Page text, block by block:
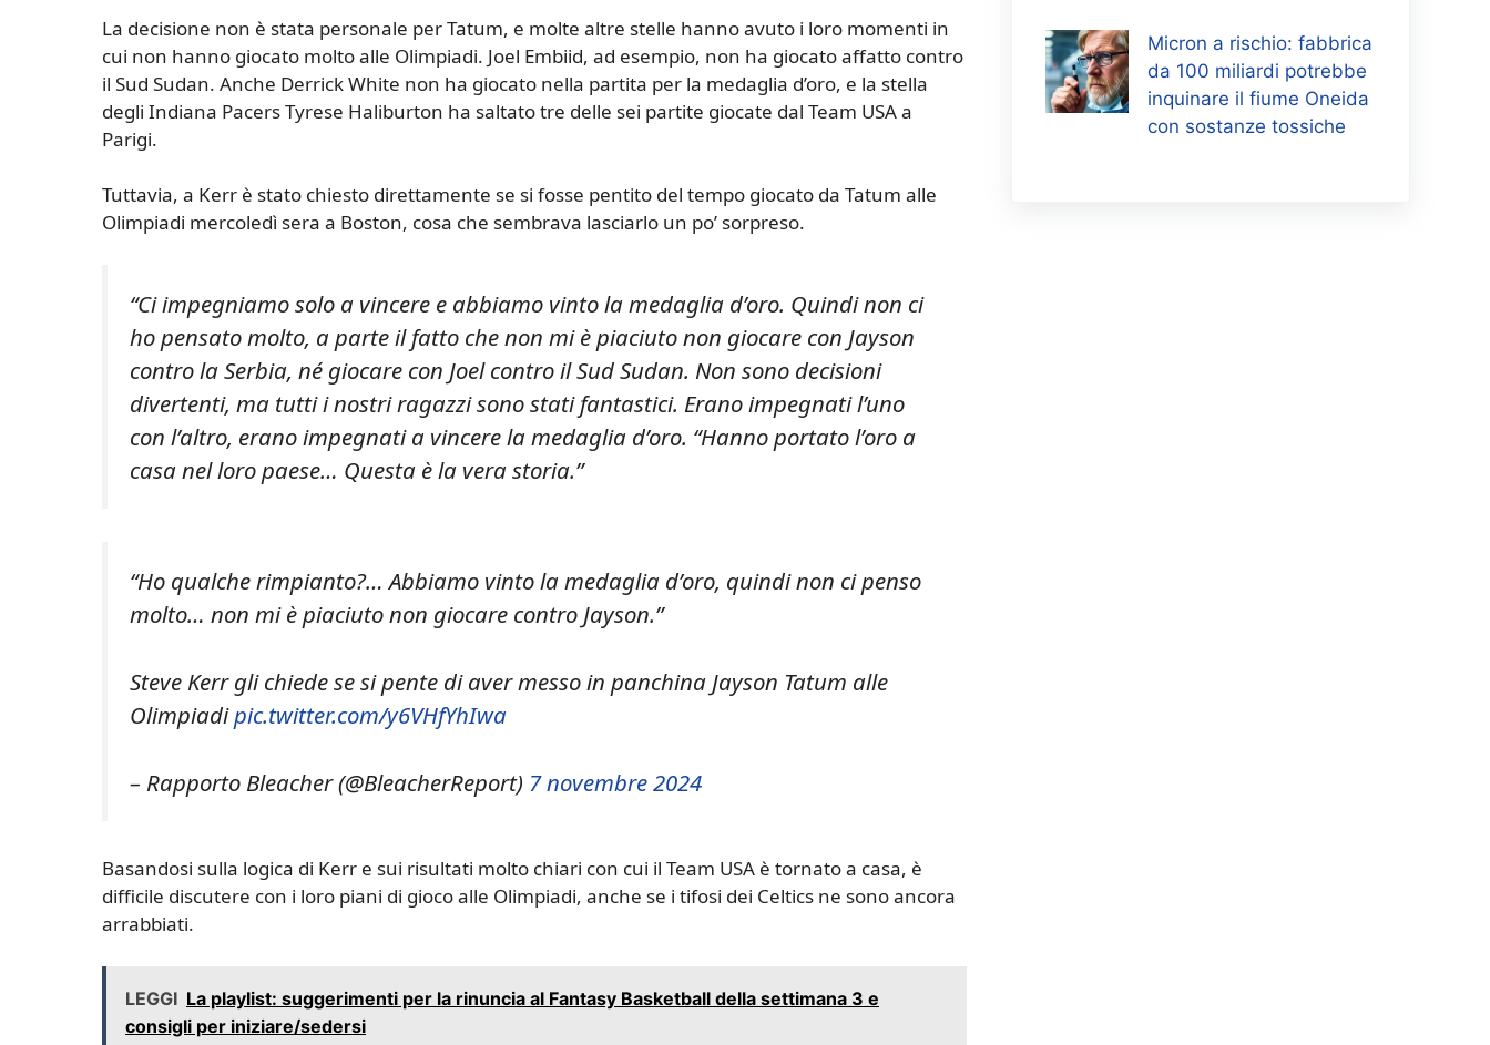
La decisione non è stata personale per Tatum, e molte altre stelle hanno avuto i loro momenti in
cui non hanno giocato molto alle Olimpiadi. Joel Embiid, ad esempio, non ha giocato affatto contro
il Sud Sudan. Anche Derrick White non ha giocato nella partita per la medaglia d’oro, e la stella
degli Indiana Pacers Tyrese Haliburton ha saltato tre delle sei partite giocate dal Team USA a
Parigi.
Tuttavia, a Kerr è stato chiesto direttamente se si fosse pentito del tempo giocato da Tatum alle
Olimpiadi mercoledì sera a Boston, cosa che sembrava lasciarlo un po’ sorpreso.
“Ci impegniamo solo a vincere e abbiamo vinto la medaglia d’oro. Quindi non ci
ho pensato molto, a parte il fatto che non mi è piaciuto non giocare con Jayson
contro la Serbia, né giocare con Joel contro il Sud Sudan. Non sono decisioni
divertenti, ma tutti i nostri ragazzi sono stati fantastici. Erano impegnati l’uno
con l’altro, erano impegnati a vincere la medaglia d’oro. “Hanno portato l’oro a
casa nel loro paese… Questa è la vera storia.”
“Ho qualche rimpianto?… Abbiamo vinto la medaglia d’oro, quindi non ci penso
molto… non mi è piaciuto non giocare contro Jayson.”
Steve Kerr gli chiede se si pente di aver messo in panchina Jayson Tatum alle
Olimpiadipic.twitter.com/y6VHfYhIwa
– Rapporto Bleacher (@BleacherReport) 7 novembre 2024
Basandosi sulla logica di Kerr e sui risultati molto chiari con cui il Team USA è tornato a casa, è
difficile discutere con i loro piani di gioco alle Olimpiadi, anche se i tifosi dei Celtics ne sono ancora
arrabbiati.
LEGGI La playlist: suggerimenti per la rinuncia al Fantasy Basketball della settimana 3 e
consigli per iniziare/sedersi
Micron a rischio: fabbrica
da 100 miliardi potrebbe
inquinare il fiume Oneida
con sostanze tossiche